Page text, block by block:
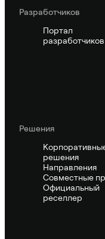
Pазработчиков
Портал
разработчиков
Решения
решения
Направления
Совместные
Официальный
реселлер